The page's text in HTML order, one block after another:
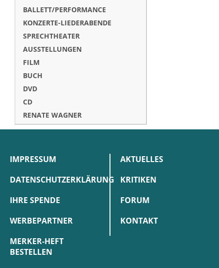
BALLETT/PERFORMANCE
KONZERTE-LIEDERABENDE
SPRECHTHEATER
AUSSTELLUNGEN
FILM
BUCH
DVD
CD
RENATE WAGNER
IMPRESSUM
DATENSCHUTZERKLÄRUNG
IHRE SPENDE
WERBEPARTNER
MERKER-HEFT
BESTELLEN
AKTUELLES
KRITIKEN
FORUM
KONTAKT